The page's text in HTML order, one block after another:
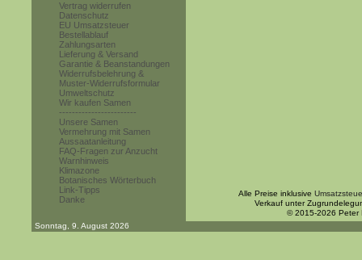
Vertrag widerrufen
Datenschutz
EU Umsatzsteuer
Bestellablauf
Zahlungsarten
Lieferung & Versand
Garantie & Beanstandungen
Widerrufsbelehrung &
Muster-Widerrufsformular
Umweltschutz
Wir kaufen Samen
------------------------
Unsere Samen
Vermehrung mit Samen
Aussaatanleitung
FAQ-Fragen zur Anzucht
Warnhinweis
Klimazone
Botanisches Wörterbuch
Link-Tipps
Danke
Alle Preise inklusive
Verkauf unter
© 2015-2026 Peter
Sonntag, 9. August 2026